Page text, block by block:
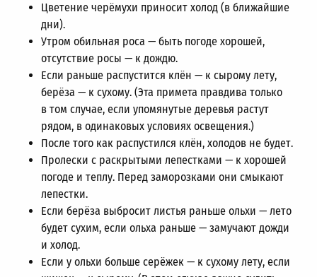
Цветение черёмухи приносит холод (в ближайшие
дни).
Утром обильная роса — быть погоде хорошей,
отсутствие росы — к дождю.
Если раньше распустится клён — к сырому лету,
берёза — к сухому. (Эта примета правдива только
в том случае, если упомянутые деревья растут
рядом, в одинаковых условиях освещения.)
После того как распустился клён, холодов не будет.
Пролески с раскрытыми лепестками — к хорошей
погоде и теплу. Перед заморозками они смыкают
лепестки.
Если берёза выбросит листья раньше ольхи — лето
будет сухим, если ольха раньше — замучают дожди
и холод.
Если у ольхи больше серёжек — к сухому лету, если